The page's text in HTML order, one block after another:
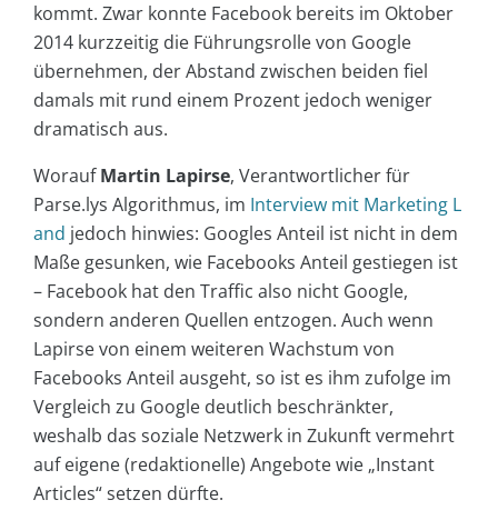
kommt. Zwar konnte Facebook bereits im Oktober
2014 kurzzeitig die Führungsrolle von Google
übernehmen, der Abstand zwischen beiden fiel
damals mit rund einem Prozent jedoch weniger
dramatisch aus.
WoraufMartin Lapirse, Verantwortlicher für
Parse.lys Algorithmus, im Interview mit Marketing L
and jedoch hinwies: Googles Anteil ist nicht in dem
Maße gesunken, wie Facebooks Anteil gestiegen ist
– Facebook hat den Traffic also nicht Google,
sondern anderen Quellen entzogen. Auch wenn
Lapirse von einem weiteren Wachstum von
Facebooks Anteil ausgeht, so ist es ihm zufolge im
Vergleich zu Google deutlich beschränkter,
weshalb das soziale Netzwerk in Zukunft vermehrt
auf eigene (redaktionelle) Angebote wie „Instant
Articles“ setzen dürfte.